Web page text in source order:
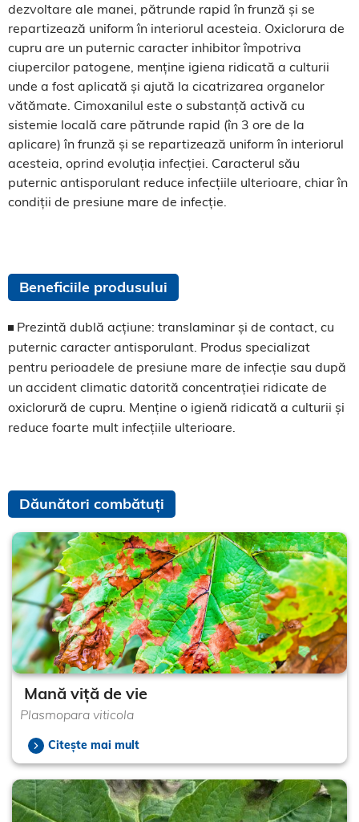
dezvoltare ale manei, pătrunde rapid în frunză şi se
repartizează uniform în interiorul acesteia. Oxiclorura de
cupru are un puternic caracter inhibitor împotriva
ciupercilor patogene, menține igiena ridicată a culturii
unde a fost aplicată și ajută la cicatrizarea organelor
vătămate. Cimoxanilul este o substanță activă cu
sistemie locală care pătrunde rapid (în 3 ore de la
aplicare) în frunză și se repartizează uniform în interiorul
acesteia, oprind evoluția infecției. Caracterul său
puternic antisporulant reduce infecțiile ulterioare, chiar în
condiții de presiune mare de infecție.
Beneficiile produsului
Prezintă dublă acțiune: translaminar și de contact, cu
puternic caracter antisporulant. Produs specializat
pentru perioadele de presiune mare de infecție sau după
un accident climatic datorită concentrației ridicate de
oxiclorură de cupru. Menține o igienă ridicată a culturii și
reduce foarte mult infecțiile ulterioare.
Dăunători combătuți
Mană viță de vie
Plasmopara viticola
Citește mai mult